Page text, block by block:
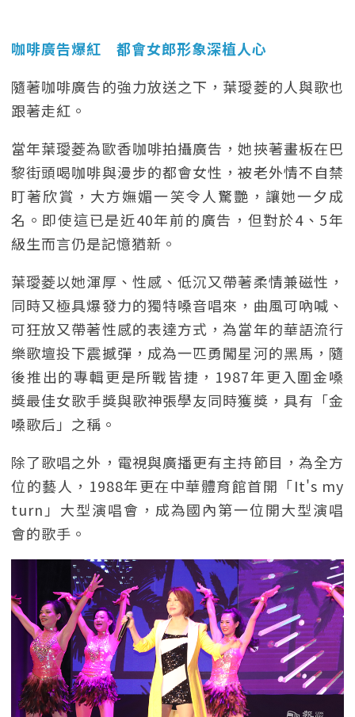
咖啡廣告爆紅 都會女郎形象深植人心
隨著咖啡廣告的強力放送之下，葉璦菱的人與歌也
跟著走紅。
當年葉璦菱為歐香咖啡拍攝廣告，她挾著畫板在巴
黎街頭喝咖啡與漫步的都會女性，被老外情不自禁
盯著欣賞，大方嫵媚一笑令人驚艷，讓她一夕成
名。即使這已是近40年前的廣告，但對於4、5年
級生而言仍是記憶猶新。
葉璦菱以她渾厚、性感、低沉又帶著柔情兼磁性，
同時又極具爆發力的獨特嗓音唱來，曲風可吶喊、
可狂放又帶著性感的表達方式，為當年的華語流行
樂歌壇投下震撼彈，成為一匹勇闖星河的黑馬，隨
後推出的專輯更是所戰皆捷，1987年更入圍金嗓
獎最佳女歌手獎與歌神張學友同時獲獎，具有「金
嗓歌后」之稱。
除了歌唱之外，電視與廣播更有主持節目，為全方
位的藝人，1988年更在中華體育館首開「It's my
turn」大型演唱會，成為國內第一位開大型演唱
會的歌手。